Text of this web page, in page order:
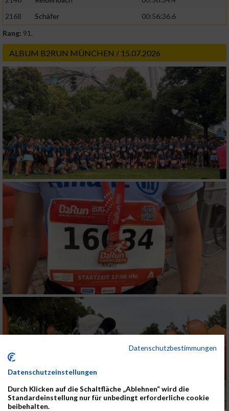
2168
Schäfer
00:56:36.6
Rang: 91.
ALBUM B2RUN MÜNCHEN / 15.07.2026
Datenschutzbestimmungen
Datenschutzeinstellungen
Durch Klicken auf die Schaltfläche „Ablehnen“ wird die
Standardeinstellung nur für unbedingt erforderliche cookie
beibehalten.